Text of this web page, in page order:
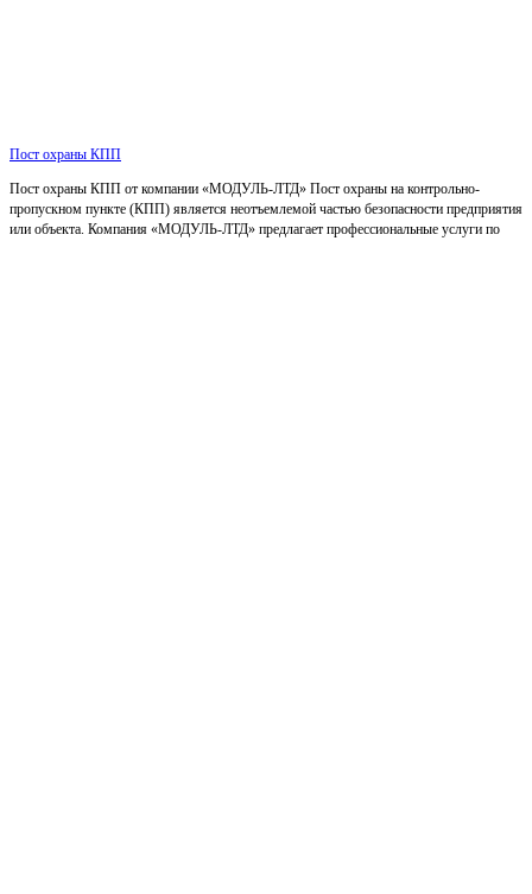
Пост охраны КПП
Пост охраны КПП от компании «МОДУЛЬ-ЛТД» Пост охраны на контрольно-
пропускном пункте (КПП) является неотъемлемой частью безопасности предприятия
или объекта. Компания «МОДУЛЬ-ЛТД» предлагает профессиональные услуги по